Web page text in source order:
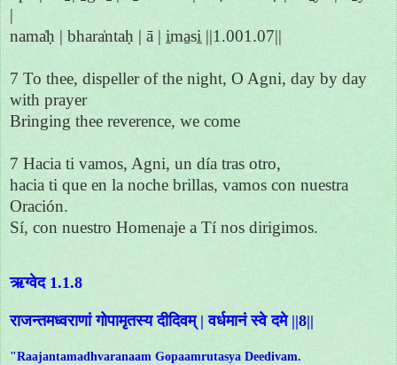
|
nama̍ḥ | bhara̍ntaḥ | ā | i̱ma̱si̱ ||1.001.07||
7 To thee, dispeller of the night, O Agni, day by day
with prayer
Bringing thee reverence, we come
7 Hacia ti vamos, Agni, un día tras otro,
hacia ti que en la noche brillas, vamos con nuestra
Oración.
Sí, con nuestro Homenaje a Tí nos dirigimos.
ऋग्वेद 1.1.8
राजन्तमध्वराणां गोपामृतस्य दीदिवम् | वर्धमानं स्वे दमे ||8||
"Raajantamadhvaranaam Gopaamrutasya Deedivam.